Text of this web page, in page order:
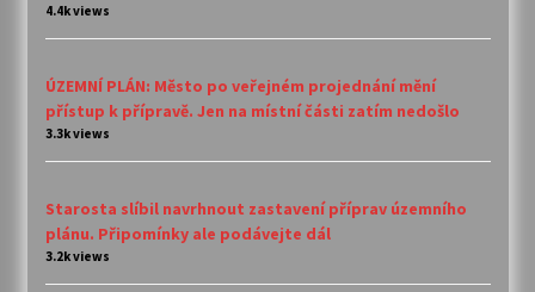
4.4k views
ÚZEMNÍ PLÁN: Město po veřejném projednání mění
přístup k přípravě. Jen na místní části zatím nedošlo
3.3k views
Starosta slíbil navrhnout zastavení příprav územního
plánu. Připomínky ale podávejte dál
3.2k views